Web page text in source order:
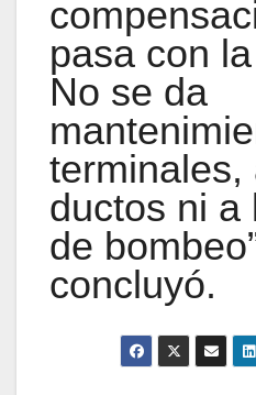
pasa con
No se da
terminales,
ductos ni a
de
concluyó.